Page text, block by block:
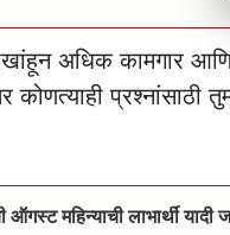
अधिक कामगार आणि
कोणत्याही प्रश्नांसाठी
ऑगस्ट महिन्याची लाभार्थी